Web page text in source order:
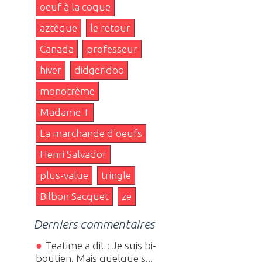
oeuf à la coque
aztèque
le retour
Canada
professeur
hiver
didgeridoo
monotrème
Madame T
La marchande d'oeufs
Henri Salvador
plus-value
tringle
Bilbon Sacquet
ze
Derniers commentaires
Teatime a dit : Je suis bi-
boutien. Mais quelque s...